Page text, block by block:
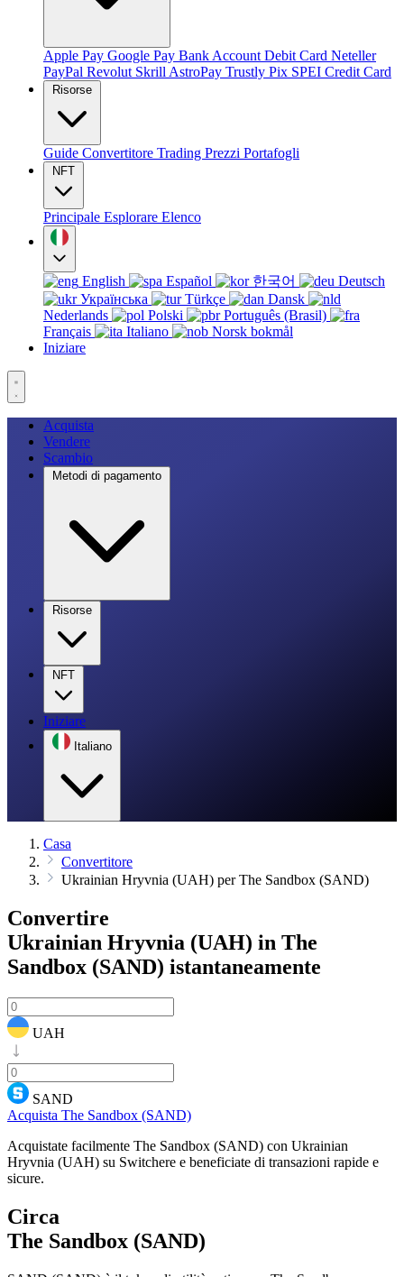
Apple Pay Google Pay Bank Account Debit Card Neteller
PayPal Revolut Skrill AstroPay Trustly Pix SPEI Credit Card
Risorse
Guide Convertitore Trading Prezzi Portafogli
NFT
Principale Esplorare Elenco
English Español 한국어
Deutsch
Українська
Türkçe
Dansk
Nederlands
Polski
Português (Brasil)
Français
Italiano
Norsk bokmål
Iniziare
Acquista
Vendere
Scambio
Metodi di pagamento
Risorse
NFT
Iniziare
Italiano
Casa
Convertitore
Ukrainian Hryvnia (UAH) per The Sandbox (SAND)
Convertire
Ukrainian Hryvnia (UAH) in The
Sandbox (SAND) istantaneamente
UAH
SAND
Acquista The Sandbox (SAND)
Acquistate facilmente The Sandbox (SAND) con Ukrainian
Hryvnia (UAH) su Switchere e beneficiate di transazioni rapide e
sicure.
Circa
The Sandbox (SAND)